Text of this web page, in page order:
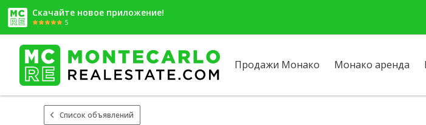
Скачайте новое приложение!
5
Продажи Монако Монако аренда
Список объявлений